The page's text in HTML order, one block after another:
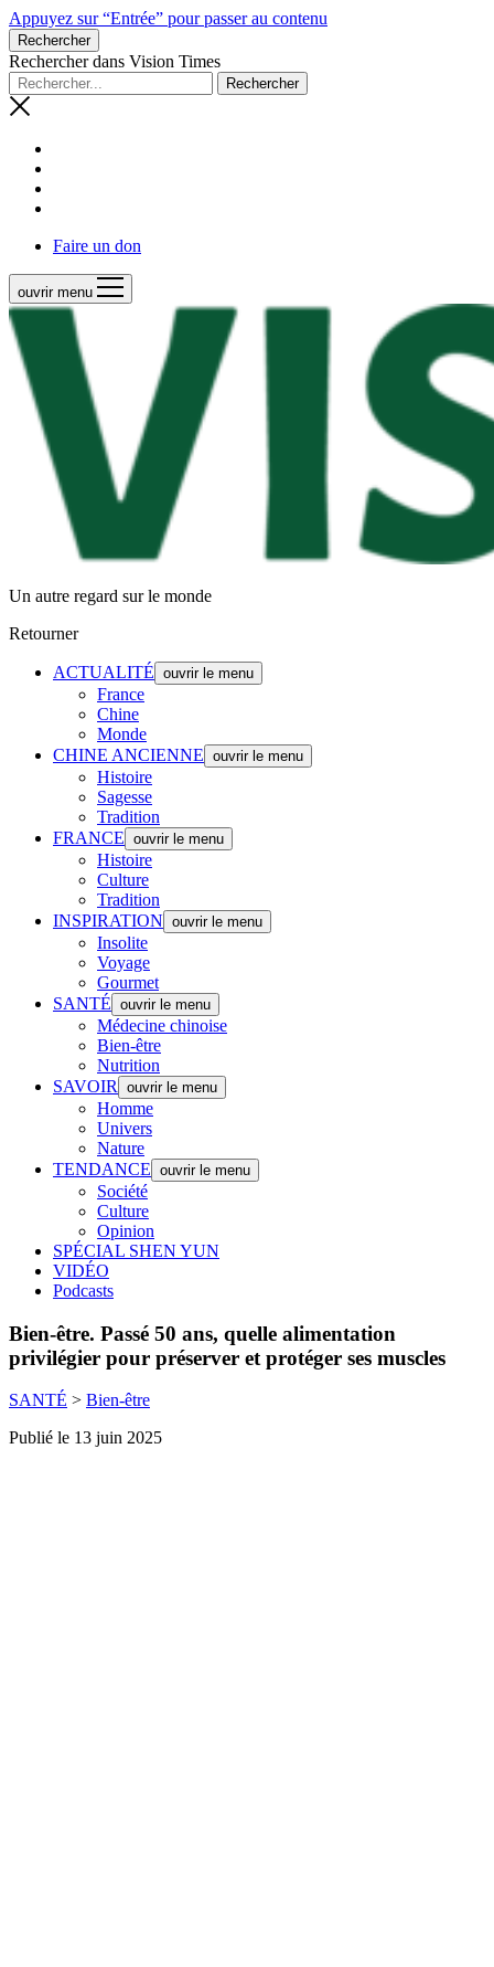
Appuyez sur “Entrée” pour passer au contenu
Rechercher
Rechercher dans Vision Times
Faire un don
ouvrir menu
Un autre regard sur le monde
Retourner
ACTUALITÉ ouvrir le menu
France
Chine
Monde
CHINE ANCIENNE ouvrir le menu
Histoire
Sagesse
Tradition
FRANCE ouvrir le menu
Histoire
Culture
Tradition
INSPIRATION ouvrir le menu
Insolite
Voyage
Gourmet
SANTÉ ouvrir le menu
Médecine chinoise
Bien-être
Nutrition
SAVOIR
ouvrir le menu
Homme
Univers
Nature
TENDANCE ouvrir le menu
Société
Culture
Opinion
SPÉCIAL SHEN YUN
VIDÉO
Podcasts
Bien-être. Passé 50 ans, quelle alimentation
privilégier pour préserver et protéger ses muscles
SANTÉ > Bien-être
Publié le 13 juin 2025